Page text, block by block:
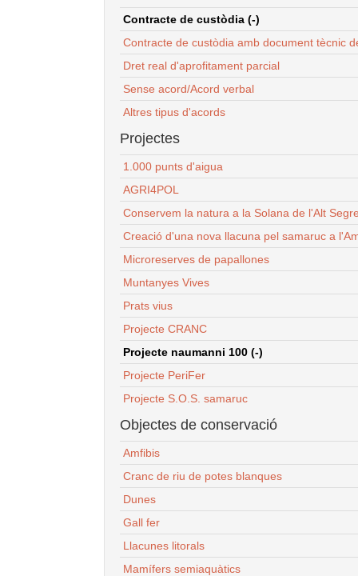
Contracte de custòdia (-)
Contracte de custòdia amb document tècnic
Dret real d'aprofitament parcial
Sense acord/Acord verbal
Altres tipus d'acords
Projectes
1.000 punts d'aigua
AGRI4POL
Conservem la natura a la Solana de l'Alt
Creació d'una nova llacuna pel samaruc a
Microreserves de papallones
Muntanyes Vives
Prats vius
Projecte CRANC
Projecte naumanni 100 (-)
Projecte PeriFer
Projecte S.O.S. samaruc
Objectes de conservació
Amfibis
Cranc de riu de potes blanques
Dunes
Gall fer
Llacunes litorals
Mamífers semiaquàtics